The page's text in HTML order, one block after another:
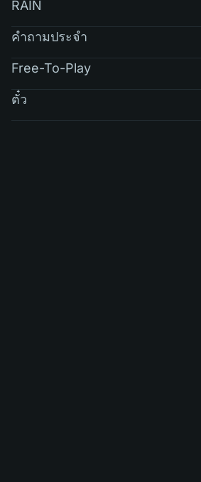
RAIN
คำถามประจำ
Free-To-Play
ตั๋ว